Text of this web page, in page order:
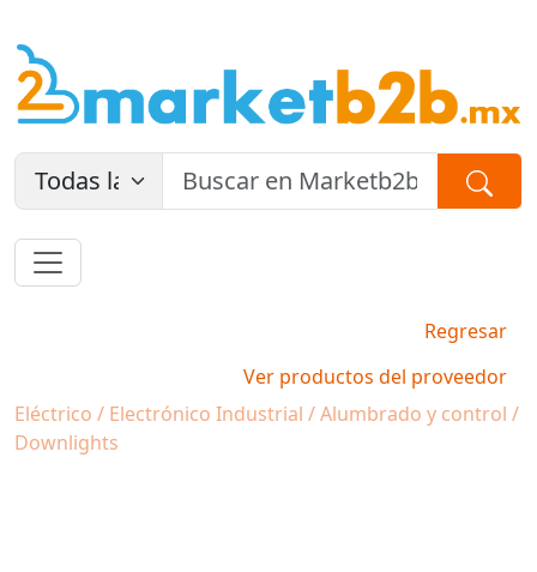
Regresar
Ver productos del proveedor
Eléctrico / Electrónico Industrial / Alumbrado y control /
Downlights